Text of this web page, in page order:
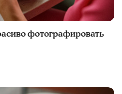
фотографировать